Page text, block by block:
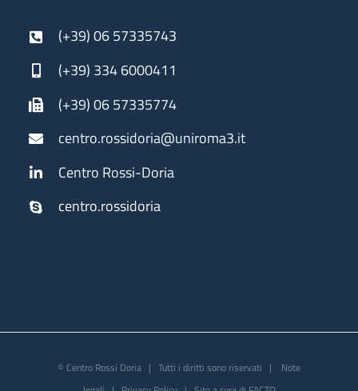
(+39) 06 57335743
(+39) 334 6000411
(+39) 06 57335774
centro.rossidoria@uniroma3.it
Centro Rossi-Doria
centro.rossidoria
© Centro Rossi Doria | Tutti i diritti sono riservati |
Note